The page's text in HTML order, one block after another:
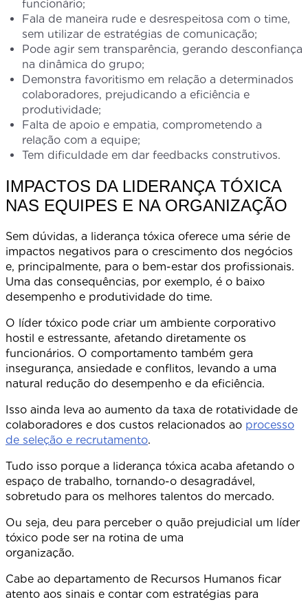
funcionário;
Fala de maneira rude e desrespeitosa com o time,
sem utilizar de estratégias de comunicação;
Pode agir sem transparência, gerando desconfiança
na dinâmica do grupo;
Demonstra favoritismo em relação a determinados
colaboradores, prejudicando a eficiência e
produtividade;
Falta de apoio e empatia, comprometendo a
relação com a equipe;
Tem dificuldade em dar feedbacks construtivos.
IMPACTOS DA LIDERANÇA TÓXICA
NAS EQUIPES E NA ORGANIZAÇÃO
Sem dúvidas, a liderança tóxica oferece uma série de
impactos negativos para o crescimento dos negócios
e, principalmente, para o bem-estar dos profissionais.
Uma das consequências, por exemplo, é o baixo
desempenho e produtividade do time.
O líder tóxico pode criar um ambiente corporativo
hostil e estressante, afetando diretamente os
funcionários. O comportamento também gera
insegurança, ansiedade e conflitos, levando a uma
natural redução do desempenho e da eficiência.
Isso ainda leva ao aumento da taxa de rotatividade de
colaboradores e dos custos relacionados ao processo
de seleção e recrutamento.
Tudo isso porque a liderança tóxica acaba afetando o
espaço de trabalho, tornando-o desagradável,
sobretudo para os melhores talentos do mercado.
Ou seja, deu para perceber o quão prejudicial um líder
tóxico pode ser na rotina de uma
Cabe ao departamento de Recursos Humanos ficar
atento aos sinais e contar com estratégias para